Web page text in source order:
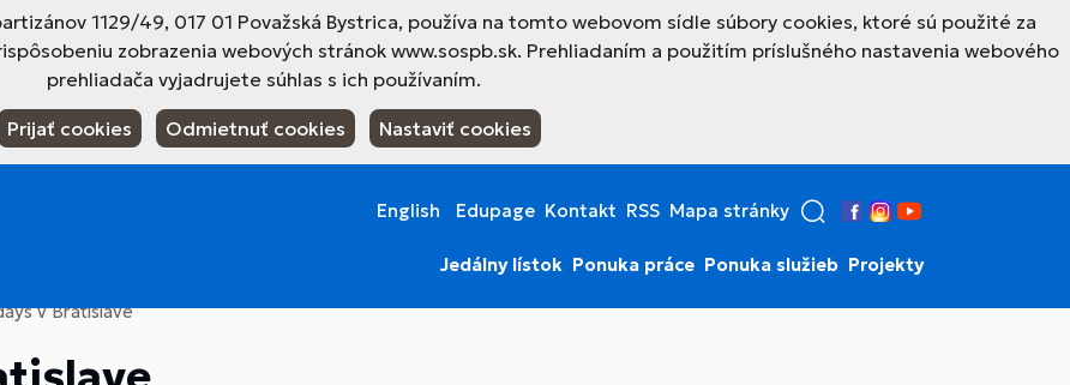
1129/49, 017 01 Považská Bystrica, používa na tomto webovom sídle súbory cookies, ktoré sú použité za
zobrazenia webových stránok www.sospb.sk. Prehliadaním a použitím príslušného nastavenia webového
prehliadača vyjadrujete súhlas s ich používaním.
Prijať cookies Odmietnuť cookies Nastaviť cookies
English Edupage Kontakt RSS Mapa stránky
Facebook
Instagram
YouTube
Jedálny lístok Ponuka práce Ponuka služieb Projekty
v Bratislave